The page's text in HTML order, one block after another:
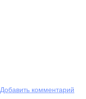
Добавить комментарий